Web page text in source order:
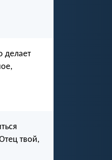
делает
твой,